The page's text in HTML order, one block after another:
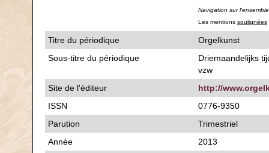
Navigation sur
Les mentions soulignées
Titre du périodique
Orgelkunst
Sous-titre du périodique
Driemaandelijks
vzw
Site de l'éditeur
http://
ISSN
0776-9350
Parution
Trimestriel
Année
2013